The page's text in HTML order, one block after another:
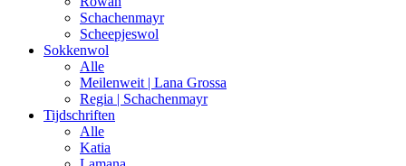
Schachenmayr
Scheepjeswol
Sokkenwol
Alle
Meilenweit | Lana Grossa
Regia | Schachenmayr
Tijdschriften
Alle
Katia